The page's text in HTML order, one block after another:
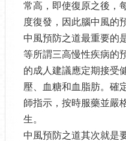
常高，即使復原之後，
度復發，因此腦中風的
中風預防之道最重要的
等所謂三高慢性疾病的
的成人建議應定期接受
壓、血糖和血脂肪。確
師指示，按時服藥並嚴
生。
中風預防之道其次就是